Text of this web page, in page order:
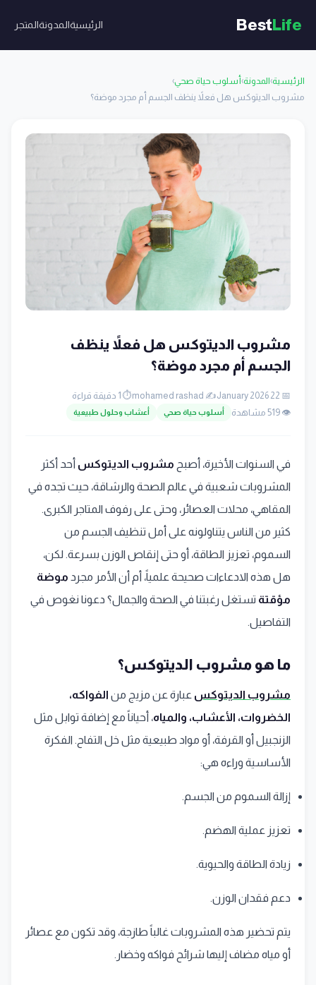
BestLife الرئيسيةالمدونةالمتجر
الرئيسية›المدونة›أسلوب حياة صحي›
مشروب الديتوكس هل فعلاً ينظف الجسم أم مجرد موضة؟
مشروب الديتوكس هل فعلاً ينظف
الجسم أم مجرد موضة؟
📅 22 January 2026
✍️ mohamed rashad
⏱️ 1 دقيقة قراءة
👁️ 519 مشاهدة
أسلوب حياة صحي أعشاب وحلول طبيعية
في السنوات الأخيرة، أصبح مشروب الديتوكس أحد أكثر
المشروبات شعبية في عالم الصحة والرشاقة، حيث تجده في
المقاهي، محلات العصائر، وحتى على رفوف المتاجر الكبرى.
كثير من الناس يتناولونه على أمل تنظيف الجسم من
السموم، تعزيز الطاقة، أو حتى إنقاص الوزن بسرعة. لكن،
هل هذه الادعاءات صحيحة علمياً، أم أن الأمر مجرد موضة
مؤقتة تستغل رغبتنا في الصحة والجمال؟ دعونا نغوص في
التفاصيل.
ما هو مشروب الديتوكس؟
مشروب الديتوكس عبارة عن مزيج من الفواكه،
الخضروات، الأعشاب، والمياه، أحياناً مع إضافة توابل مثل
الزنجبيل أو القرفة، أو مواد طبيعية مثل خل التفاح. الفكرة
الأساسية وراءه هي:
إزالة السموم من الجسم.
تعزيز عملية الهضم.
زيادة الطاقة والحيوية.
دعم فقدان الوزن.
يتم تحضير هذه المشروبات غالباً طازجة، وقد تكون مع عصائر
أو مياه مضاف إليها شرائح فواكه وخضار.